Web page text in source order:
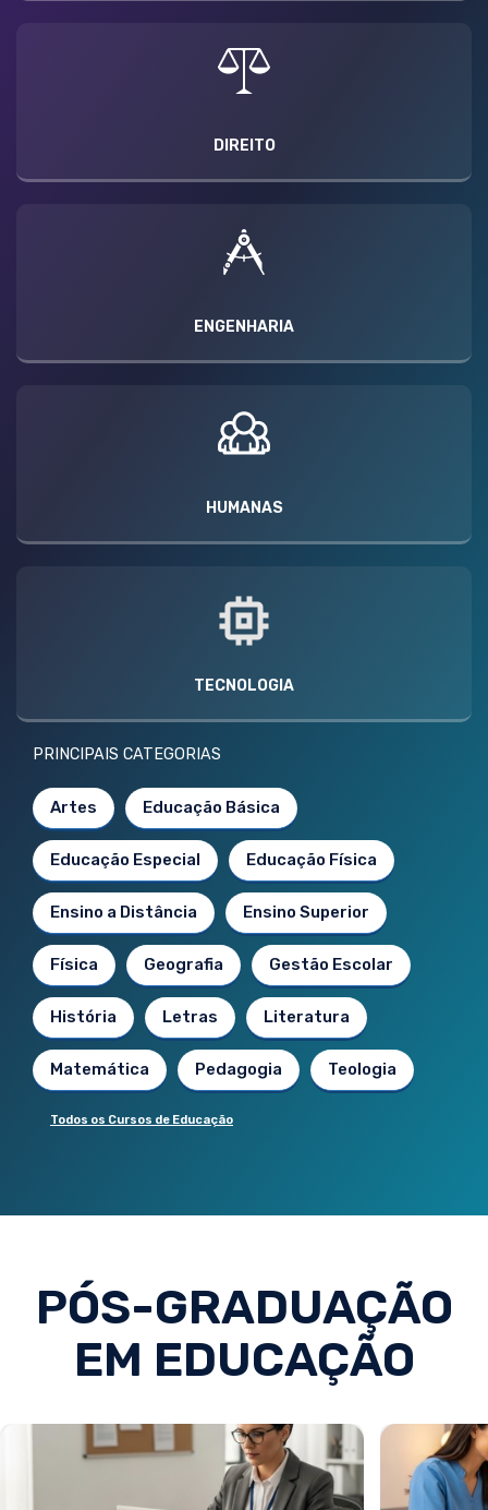
DIREITO
ENGENHARIA
HUMANAS
TECNOLOGIA
PRINCIPAIS CATEGORIAS
Artes Educação Básica
Educação Especial Educação Física
Ensino a Distância Ensino Superior
Física Geografia Gestão Escolar
História Letras Literatura
Matemática Pedagogia Teologia
Todos os Cursos de Educação
PÓS-GRADUAÇÃO
EM EDUCAÇÃO